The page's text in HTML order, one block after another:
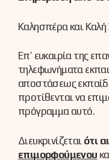
Καλησπέρα και Καλή
Επ’ ευκαιρία της
τηλεφωνήματα
αποστάσεως
προτίθενται να
πρόγραμμα αυτό.
Διευκρινίζεται ότι
επιμορφούμενου